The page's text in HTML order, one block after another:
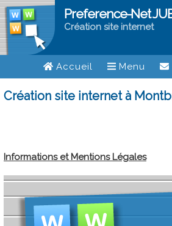
Preference-Net
Création site internet
Accueil Menu
Création site internet à
Informations et Mentions Légales